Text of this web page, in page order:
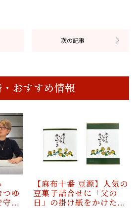
・おすすめ情報
ゆ
守…
【麻布十番 豆源】人気の
豆菓子詰合せに「父の
日」の掛け紙をかけた…